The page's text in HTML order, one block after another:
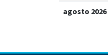
agosto 2026